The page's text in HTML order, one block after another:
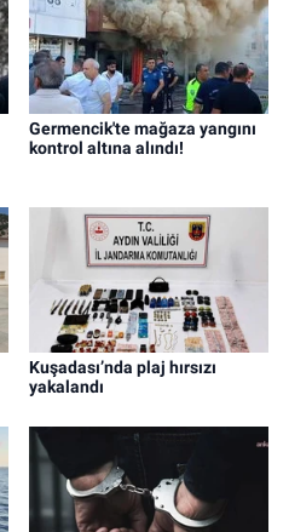
Germencik'te mağaza yangını
kontrol altına alındı!
Kuşadası’nda plaj hırsızı
yakalandı